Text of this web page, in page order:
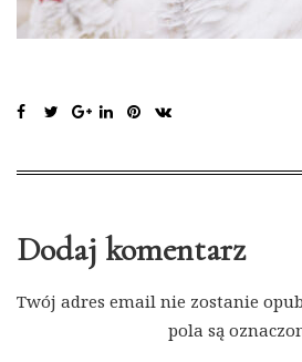
Dodaj komentarz
Twój adres email nie zostanie
pola są